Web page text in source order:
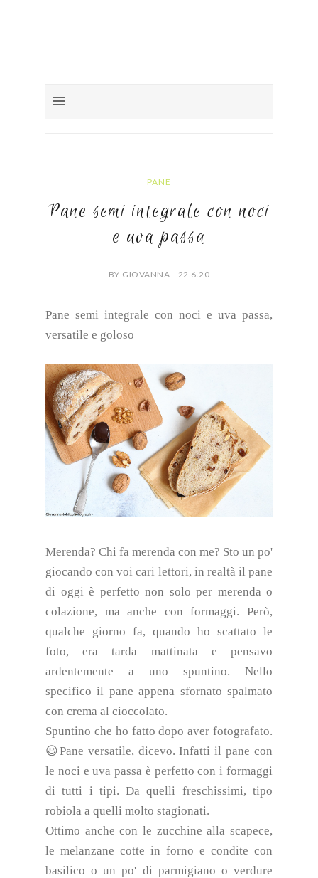
PANE
Pane semi integrale con noci
e uva passa
BY GIOVANNA - 22.6.20
Pane semi integrale con noci e uva passa,
versatile e goloso
Merenda? Chi fa merenda con me? Sto un po'
giocando con voi cari lettori, in realtà il pane
di oggi è perfetto non solo per merenda o
colazione, ma anche con formaggi. Però,
qualche giorno fa, quando ho scattato le
foto, era tarda mattinata e pensavo
ardentemente a uno spuntino. Nello
specifico il pane appena sfornato spalmato
con crema al cioccolato.
Spuntino che ho fatto dopo aver fotografato.
😃Pane versatile, dicevo. Infatti il pane con
le noci e uva passa è perfetto con i formaggi
di tutti i tipi. Da quelli freschissimi, tipo
robiola a quelli molto stagionati.
Ottimo anche con le zucchine alla scapece,
le melanzane cotte in forno e condite con
basilico o un po' di parmigiano o verdure